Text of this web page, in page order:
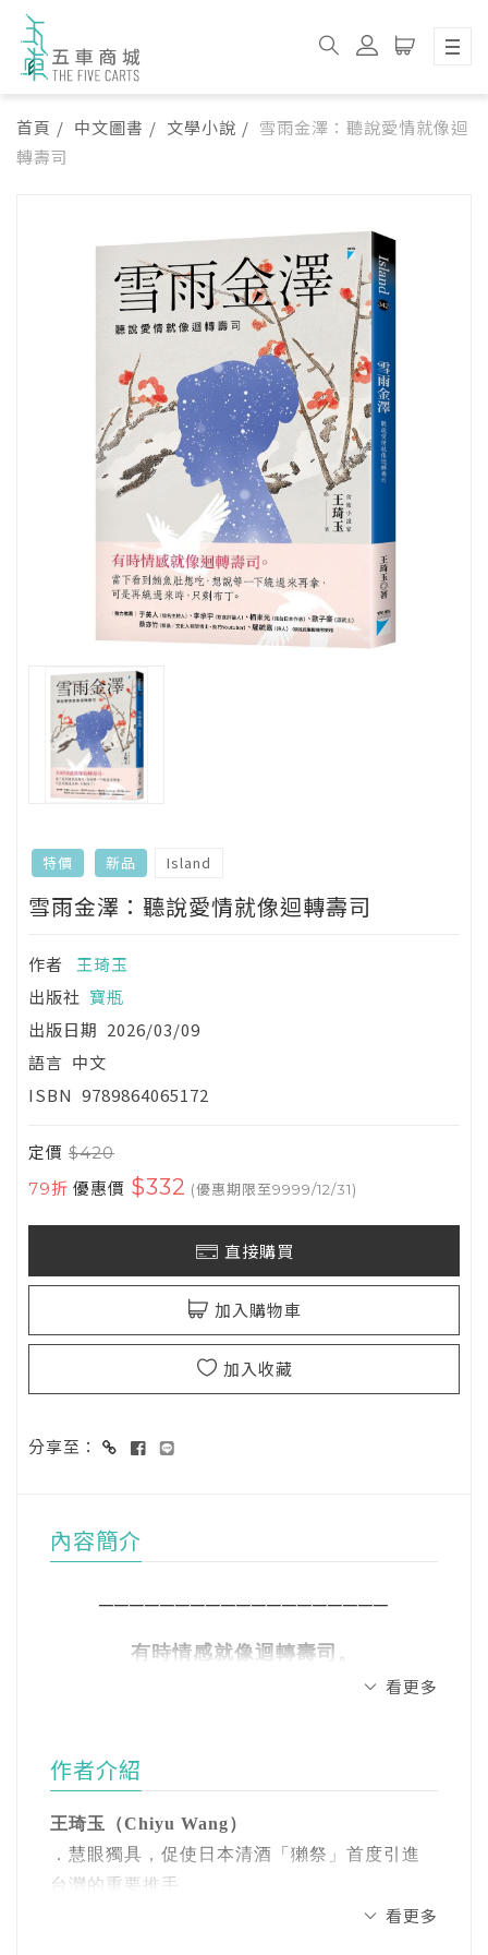
首頁 中文圖書 文學小說
雪雨金澤：聽說愛情就像迴
轉壽司
特價 新品 Island
雪雨金澤：聽說愛情就像迴轉壽司
作者
王琦玉
出版社 寶瓶
出版日期 2026/03/09
語言 中文
ISBN 9789864065172
定價 $420
79折 優惠價 $332 (優惠期限至9999/12/31)
直接購買
加入購物車
加入收藏
分享至：
內容簡介
───────────────────
有時情感就像迴轉壽司。
當下看到鮪魚肚想吃，想說等一下繞過來
可是再繞過來時，只剩布丁。
───────────────────
看更多
作者介紹
王琦玉（Chiyu Wang）
．慧眼獨具，促使日本清酒「獺祭」首度引進
台灣的重要推手。
．首位華人就讀法國葡萄酒專門大學，並取得
看更多